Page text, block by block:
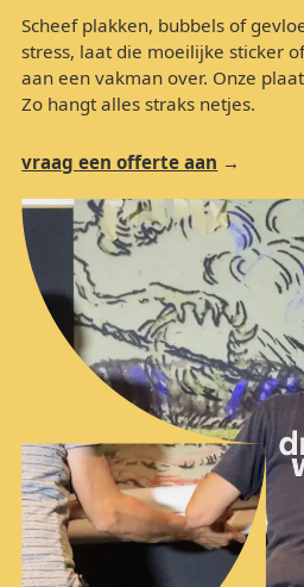
Scheef plakken, bubbels of
stress, laat die moeilijke sticker
aan een vakman over. Onze
Zo hangt alles straks netjes.
vraag een offerte aan